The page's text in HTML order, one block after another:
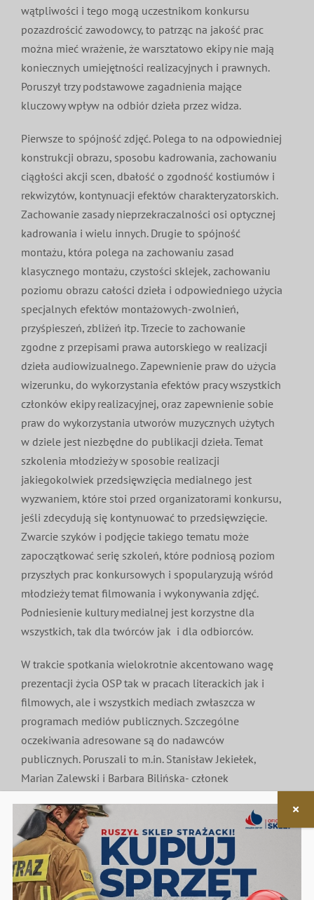
wątpliwości i tego mogą uczestnikom konkursu
pozazdrościć zawodowcy, to patrząc na jakość prac
można mieć wrażenie, że warsztatowo ekipy nie mają
koniecznych umiejętności realizacyjnych i prawnych.
Poruszył trzy podstawowe zagadnienia mające
kluczowy wpływ na odbiór dzieła przez widza.
Pierwsze to spójność zdjęć. Polega to na odpowiedniej
konstrukcji obrazu, sposobu kadrowania, zachowaniu
ciągłości akcji scen, dbałość o zgodność kostiumów i
rekwizytów, kontynuacji efektów charakteryzatorskich.
Zachowanie zasady nieprzekraczalności osi optycznej
kadrowania i wielu innych. Drugie to spójność
montażu, która polega na zachowaniu zasad
klasycznego montażu, czystości sklejek, zachowaniu
poziomu obrazu całości dzieła i odpowiedniego użycia
specjalnych efektów montażowych-zwolnień,
przyśpieszeń, zbliżeń itp. Trzecie to zachowanie
zgodne z przepisami prawa autorskiego w realizacji
dzieła audiowizualnego. Zapewnienie praw do użycia
wizerunku, do wykorzystania efektów pracy wszystkich
członków ekipy realizacyjnej, oraz zapewnienie sobie
praw do wykorzystania utworów muzycznych użytych
w dziele jest niezbędne do publikacji dzieła. Temat
szkolenia młodzieży w sposobie realizacji
jakiegokolwiek przedsięwzięcia medialnego jest
wyzwaniem, które stoi przed organizatorami konkursu,
jeśli zdecydują się kontynuować to przedsięwzięcie.
Zwarcie szyków i podjęcie takiego tematu może
zapoczątkować serię szkoleń, które podniosą poziom
przyszłych prac konkursowych i spopularyzują wśród
młodzieży temat filmowania i wykonywania zdjęć.
Podniesienie kultury medialnej jest korzystne dla
wszystkich, tak dla twórców jak i dla odbiorców.
W trakcie spotkania wielokrotnie akcentowano wagę
prezentacji życia OSP tak w pracach literackich jak i
filmowych, ale i wszystkich mediach zwłaszcza w
programach mediów publicznych. Szczególne
oczekiwania adresowane są do nadawców
publicznych. Poruszali to m.in. Stanisław Jekiełek,
Marian Zalewski i Barbara Bilińska- członek
prezes Stowarzyszenia Ludzi Mediów Woronicza 17.
Niezwykle udane spotkanie twórców w Muzeum
Historii Polskiego Ruchu Ludowego jest dobrą
zapowiedzią kontynuacji konkursów w przyszłości.